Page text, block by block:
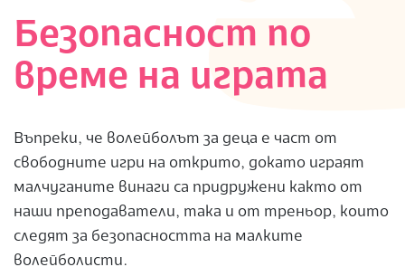
Безопасност по
време на играта
Въпреки, че волейболът за деца е част от
свободните игри на открито, докато играят
малчуганите винаги са придружени както от
наши преподаватели, така и от треньор, които
следят за безопасността на малките
волейболисти.